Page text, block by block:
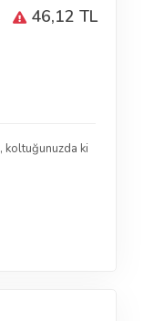
46,12 TL
, koltuğunuzda ki